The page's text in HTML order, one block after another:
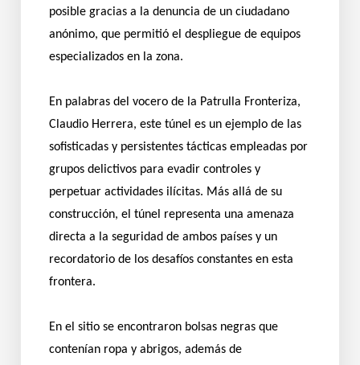
posible gracias a la denuncia de un ciudadano
anónimo, que permitió el despliegue de equipos
especializados en la zona.
En palabras del vocero de la Patrulla Fronteriza,
Claudio Herrera, este túnel es un ejemplo de las
sofisticadas y persistentes tácticas empleadas por
grupos delictivos para evadir controles y
perpetuar actividades ilícitas. Más allá de su
construcción, el túnel representa una amenaza
directa a la seguridad de ambos países y un
recordatorio de los desafíos constantes en esta
frontera.
En el sitio se encontraron bolsas negras que
contenían ropa y abrigos, además de